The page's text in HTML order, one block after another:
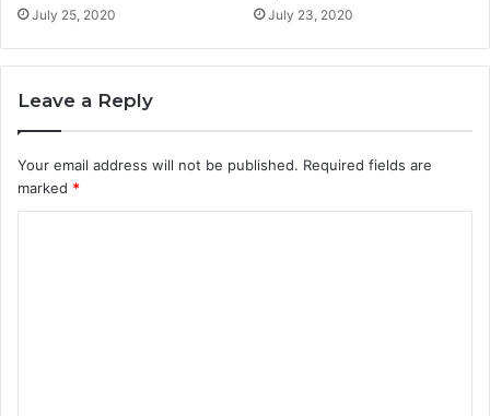
July 25, 2020 July 23, 2020
Leave a Reply
Your email address will not be published. Required fields are
marked *